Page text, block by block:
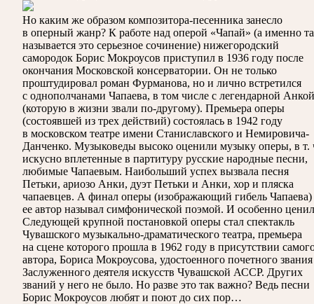
Но каким же образом композитора-песенника занесло
в оперный жанр? К работе над оперой «Чапай» (а именно
называется это серьезное сочинение) нижегородский
самородок Борис Мокроусов приступил в 1936 году после
окончания Московской консерватории. Он не только
проштудировал роман Фурманова, но и лично встретился
с однополчанами Чапаева, в том числе с легендарной Анкой
(которую в жизни звали по-другому). Премьера оперы
(состоявшей из трех действий) состоялась в 1942 году
в московском театре имени Станиславского и Немировича-
Данченко. Музыковеды высоко оценили музыку оперы, в т.
искусно вплетенные в партитуру русские народные песни,
любимые Чапаевым. Наибольший успех вызвала песня
Петьки, ариозо Анки, дуэт Петьки и Анки, хор и пляска
чапаевцев. А финал оперы (изображающий гибель Чапаева)
ее автор называл симфонической поэмой. И особенно
Следующей крупной постановкой оперы стал спектакль
Чувашского музыкально-драматического театра, премьера
на сцене которого прошла в 1962 году в присутствии
автора, Бориса Мокроусова, удостоенного почетного звания
Заслуженного деятеля искусств Чувашской АССР. Других
званий у него не было. Но разве это так важно? Ведь песни
Борис Мокроусов любят и поют до сих пор…